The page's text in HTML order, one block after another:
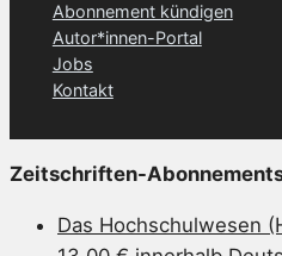
Abonnement kündigen
Autor*innen-Portal
Jobs
Kontakt
Zeitschriften-
Das Hochschulwesen